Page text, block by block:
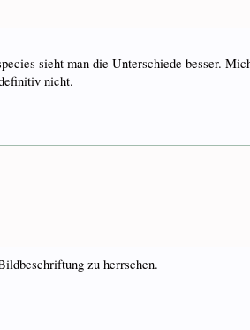
sieht man die Unterschiede besser.
nicht.
zu herrschen.